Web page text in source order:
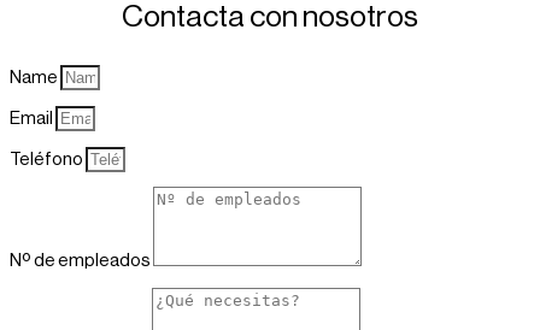
Contacta con nosotros
Name
Email
Teléfono
Nº de empleados